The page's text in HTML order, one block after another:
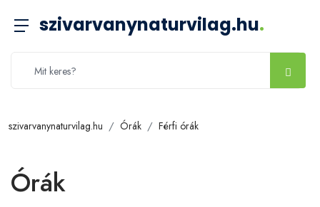
szivarvanynaturvilag.hu.
szivarvanynaturvilag.hu Órák Férfi órák
Órák